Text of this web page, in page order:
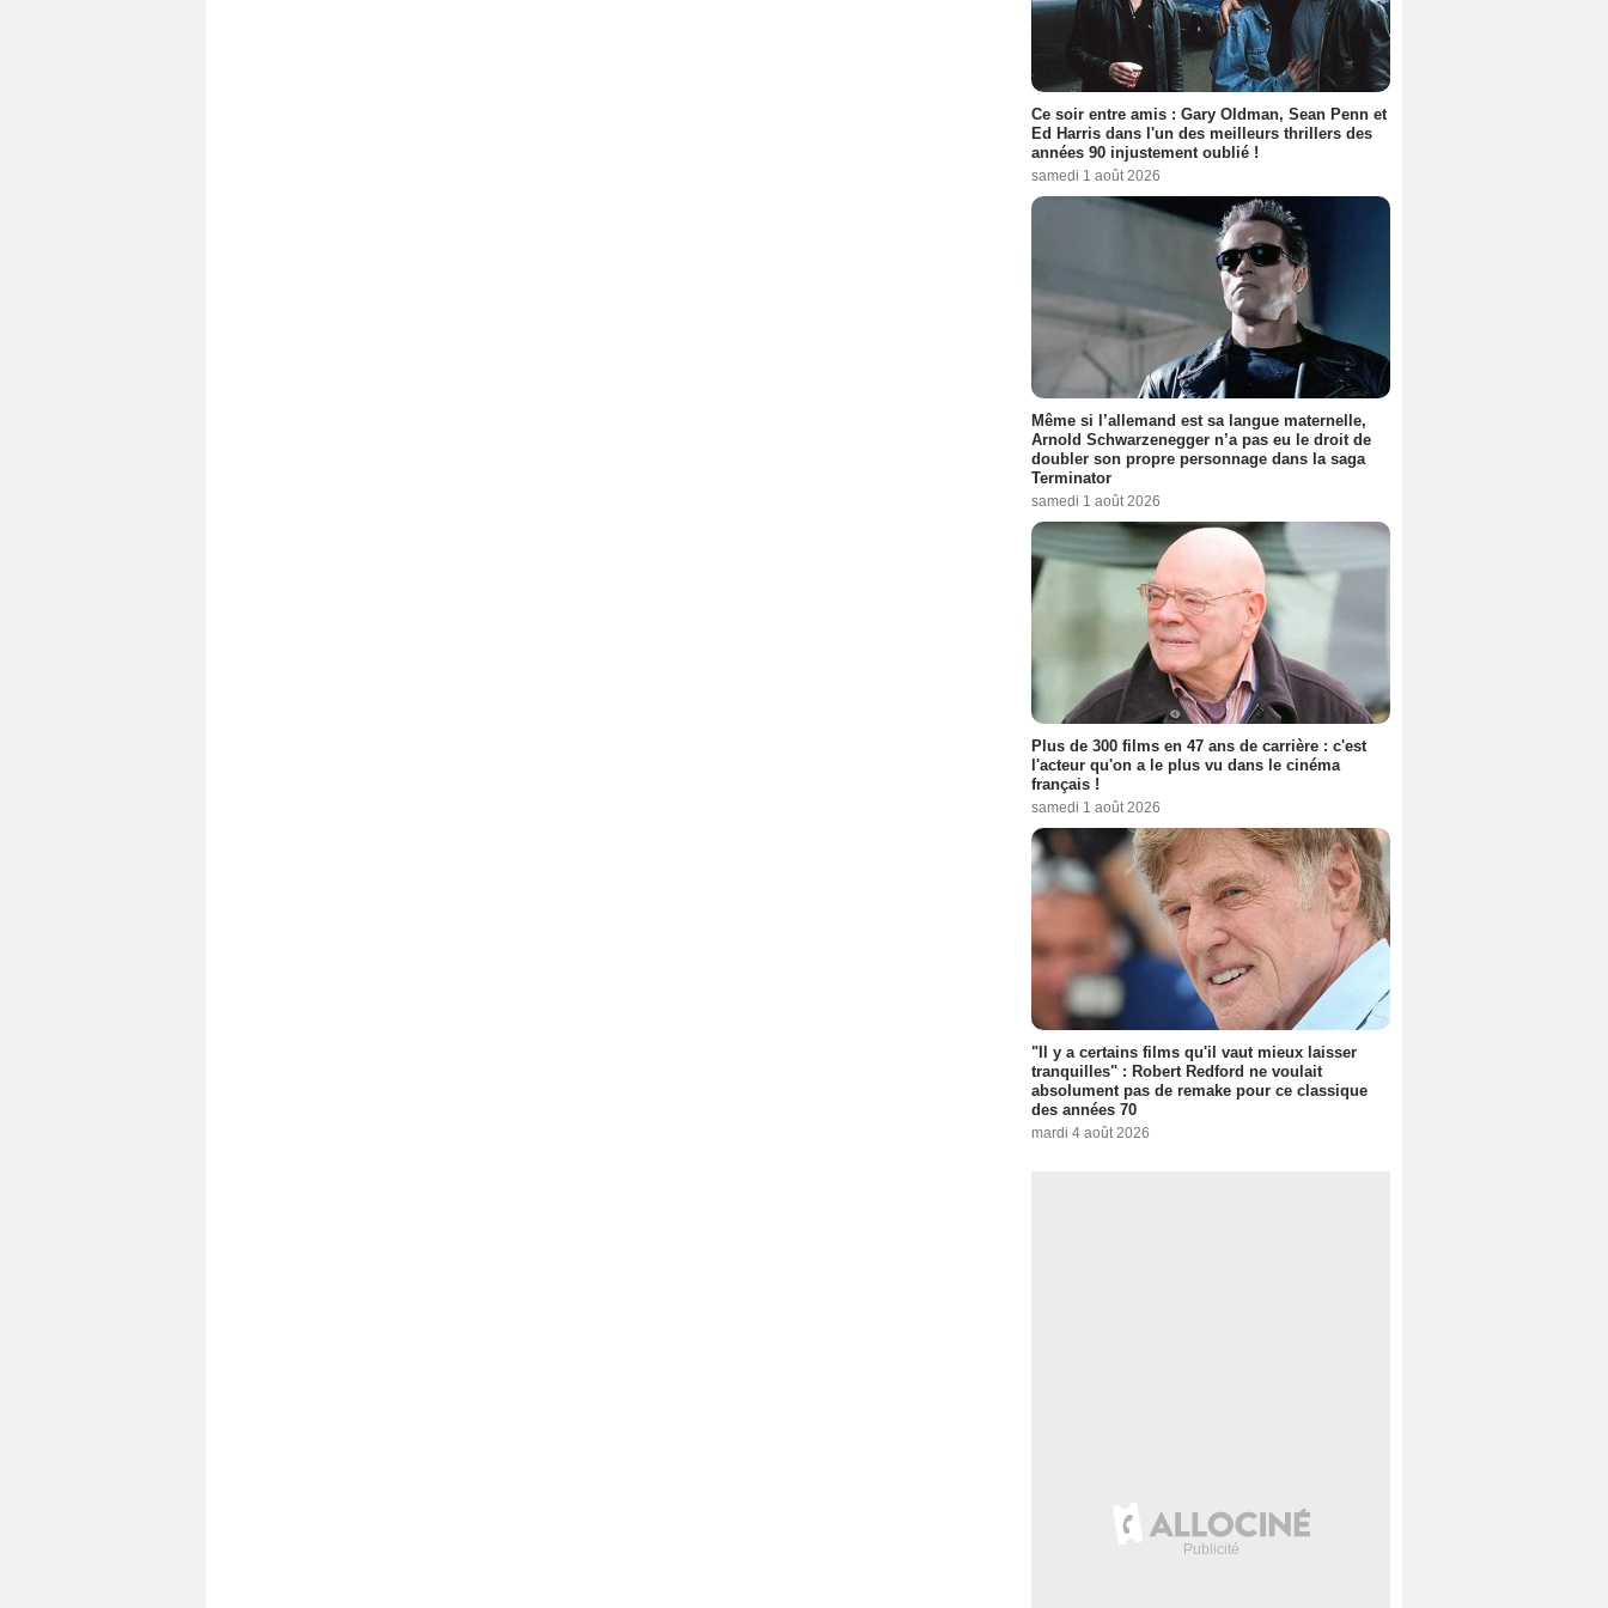
Ce soir entre amis : Gary Oldman, Sean Penn et
Ed Harris dans l'un des meilleurs thrillers des
années 90 injustement oublié !
samedi 1 août 2026
Même si l’allemand est sa langue maternelle,
Arnold Schwarzenegger n’a pas eu le droit de
doubler son propre personnage dans la saga
Terminator
samedi 1 août 2026
Plus de 300 films en 47 ans de carrière : c'est
l'acteur qu'on a le plus vu dans le cinéma
français !
samedi 1 août 2026
"Il y a certains films qu'il vaut mieux laisser
tranquilles" : Robert Redford ne voulait
absolument pas de remake pour ce classique
des années 70
mardi 4 août 2026